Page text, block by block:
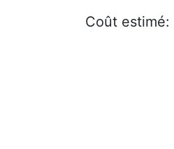
Coût estimé: